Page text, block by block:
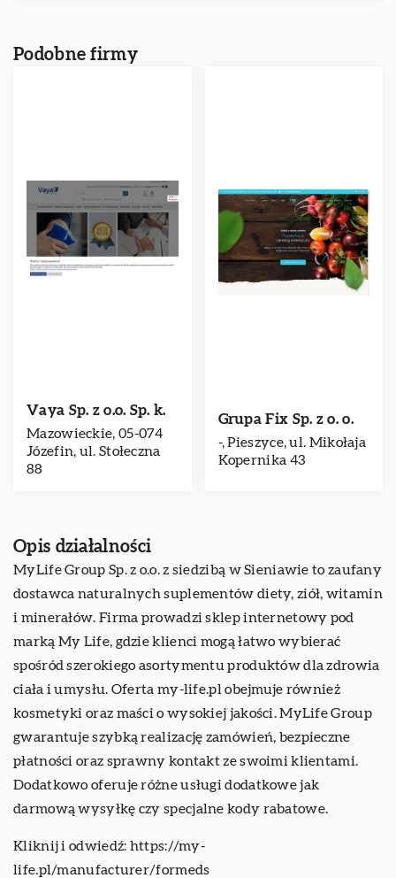
Podobne firmy
Vaya Sp. z o.o. Sp. k.
Mazowieckie, 05-074
Józefin, ul. Stołeczna
88
Grupa Fix Sp. z o. o.
-, Pieszyce, ul. Mikołaja
Kopernika 43
Opis działalności
MyLife Group Sp. z o.o. z siedzibą w Sieniawie to zaufany
dostawca naturalnych suplementów diety, ziół, witamin
i minerałów. Firma prowadzi sklep internetowy pod
marką My Life, gdzie klienci mogą łatwo wybierać
spośród szerokiego asortymentu produktów dla zdrowia
ciała i umysłu. Oferta my-life.pl obejmuje również
kosmetyki oraz maści o wysokiej jakości. MyLife Group
gwarantuje szybką realizację zamówień, bezpieczne
płatności oraz sprawny kontakt ze swoimi klientami.
Dodatkowo oferuje różne usługi dodatkowe jak
darmową wysyłkę czy specjalne kody rabatowe.
Kliknij i odwiedź: https://my-
life.pl/manufacturer/formeds